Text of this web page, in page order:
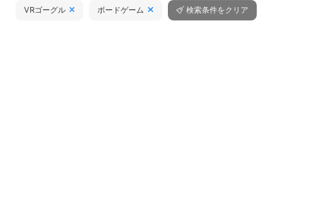
VRゴーグル ボードゲーム 検索条件をクリア